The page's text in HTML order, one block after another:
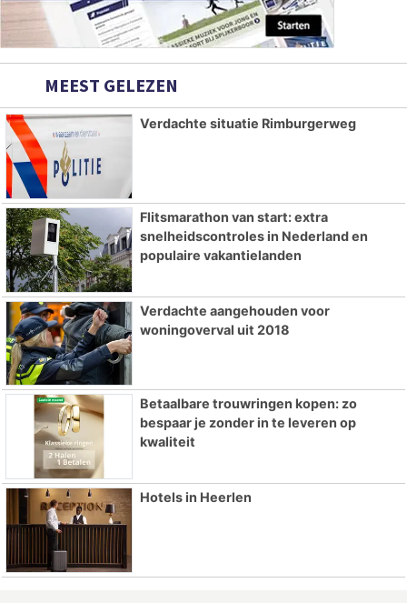
MEEST GELEZEN
Verdachte situatie Rimburgerweg
Flitsmarathon van start: extra
snelheidscontroles in Nederland en
populaire vakantielanden
Verdachte aangehouden voor
woningoverval uit 2018
Betaalbare trouwringen kopen: zo
bespaar je zonder in te leveren op
kwaliteit
Hotels in Heerlen